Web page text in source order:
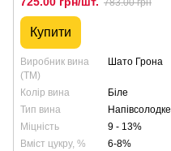
783.00 грн
Купити
Виробник вина
(ТМ)
Шато Грона
Колір вина
Біле
Тип вина
Напівсолодке
Міцність
9 - 13%
Вміст цукру, %
6-8%